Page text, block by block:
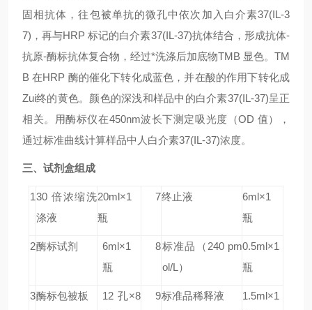
固相抗体，往包被单抗的微孔中依次加入白介素37(IL-3
7)，再与HRP 标记的白介素37(IL-37)抗体结合，形成抗体-
抗原-酶标抗体复合物，经过*洗涤后加底物TMB 显色。TM
B 在HRP 酶的催化下转化成蓝色，并在酸的作用下转化成
Zui终的黄色。颜色的深浅和样品中的白介素37(IL-37)呈正
相关。用酶标仪在450nm波长下测定吸光度（OD 值），
通过标准曲线计算样品中人白介素37(IL-37)浓度。
三、试剂盒组成
130 倍浓缩洗
涤液
20ml×1
瓶
7终止液
6ml×1
瓶
2酶标试剂
6ml×1
瓶
8标准品
（240 pm
ol/L）
0.5ml×1
瓶
3酶标包被板
12 孔×8
9标准品稀释液
1.5ml×1